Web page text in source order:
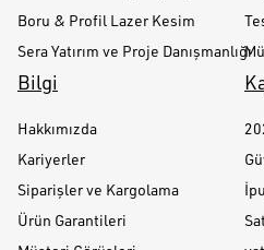
Boru & Profil Lazer Kesim
Sera Yatırım ve Proje Danışmanlığı
Bilgi
Hakkımızda
Kariyerler
Siparişler ve Kargolama
Ürün Garantileri